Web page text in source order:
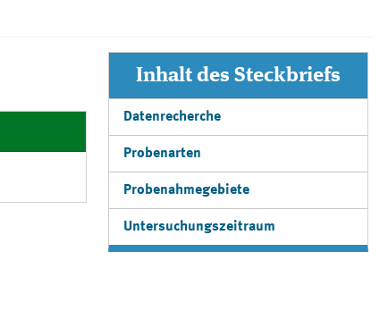
Inhalt des Steckbriefs
Datenrecherche
Probenarten
Probenahmegebiete
Untersuchungszeitraum